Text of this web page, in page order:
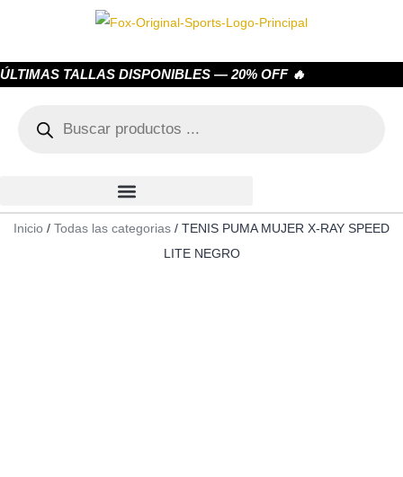
ÚLTIMAS TALLAS DISPONIBLES — 20% OFF 🔥
Inicio / Todas las categorias / TENIS PUMA MUJER X-RAY SPEED
LITE NEGRO